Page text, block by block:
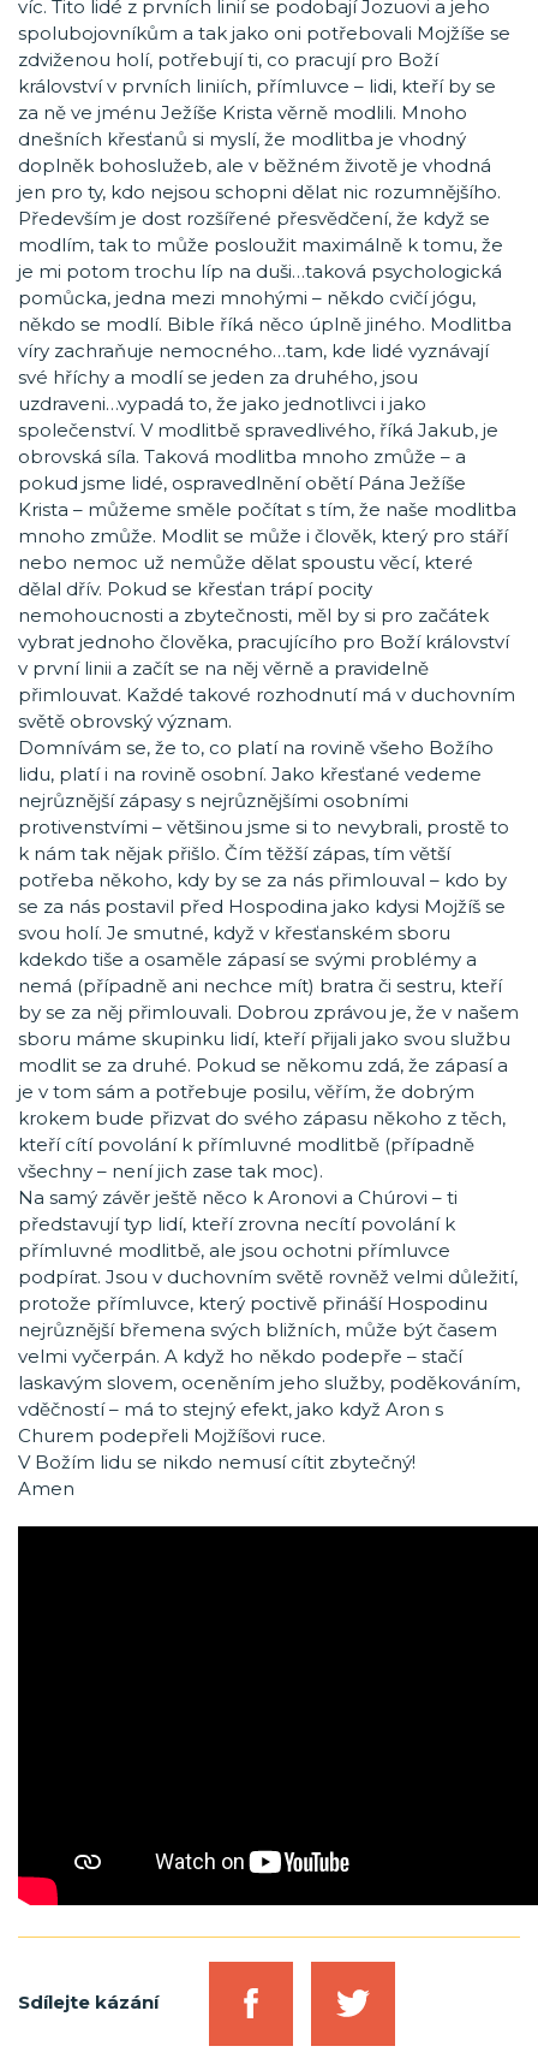
víc. Tito lidé z prvních linií se podobají Jozuovi a jeho
spolubojovníkům a tak jako oni potřebovali Mojžíše se
zdviženou holí, potřebují ti, co pracují pro Boží
království v prvních liniích, přímluvce – lidi, kteří by se
za ně ve jménu Ježíše Krista věrně modlili. Mnoho
dnešních křesťanů si myslí, že modlitba je vhodný
doplněk bohoslužeb, ale v běžném životě je vhodná
jen pro ty, kdo nejsou schopni dělat nic rozumnějšího.
Především je dost rozšířené přesvědčení, že když se
modlím, tak to může posloužit maximálně k tomu, že
je mi potom trochu líp na duši…taková psychologická
pomůcka, jedna mezi mnohými – někdo cvičí jógu,
někdo se modlí. Bible říká něco úplně jiného. Modlitba
víry zachraňuje nemocného…tam, kde lidé vyznávají
své hříchy a modlí se jeden za druhého, jsou
uzdraveni…vypadá to, že jako jednotlivci i jako
společenství. V modlitbě spravedlivého, říká Jakub, je
obrovská síla. Taková modlitba mnoho zmůže – a
pokud jsme lidé, ospravedlnění obětí Pána Ježíše
Krista – můžeme směle počítat s tím, že naše modlitba
mnoho zmůže. Modlit se může i člověk, který pro stáří
nebo nemoc už nemůže dělat spoustu věcí, které
dělal dřív. Pokud se křesťan trápí pocity
nemohoucnosti a zbytečnosti, měl by si pro začátek
vybrat jednoho člověka, pracujícího pro Boží království
v první linii a začít se na něj věrně a pravidelně
přimlouvat. Každé takové rozhodnutí má v duchovním
světě obrovský význam.
Domnívám se, že to, co platí na rovině všeho Božího
lidu, platí i na rovině osobní. Jako křesťané vedeme
nejrůznější zápasy s nejrůznějšími osobními
protivenstvími – většinou jsme si to nevybrali, prostě to
k nám tak nějak přišlo. Čím těžší zápas, tím větší
potřeba někoho, kdy by se za nás přimlouval – kdo by
se za nás postavil před Hospodina jako kdysi Mojžíš se
svou holí. Je smutné, když v křesťanském sboru
kdekdo tiše a osaměle zápasí se svými problémy a
nemá (případně ani nechce mít) bratra či sestru, kteří
by se za něj přimlouvali. Dobrou zprávou je, že v našem
sboru máme skupinku lidí, kteří přijali jako svou službu
modlit se za druhé. Pokud se někomu zdá, že zápasí a
je v tom sám a potřebuje posilu, věřím, že dobrým
krokem bude přizvat do svého zápasu někoho z těch,
kteří cítí povolání k přímluvné modlitbě (případně
všechny – není jich zase tak moc).
Na samý závěr ještě něco k Aronovi a Chúrovi – ti
představují typ lidí, kteří zrovna necítí povolání k
přímluvné modlitbě, ale jsou ochotni přímluvce
podpírat. Jsou v duchovním světě rovněž velmi důležití,
protože přímluvce, který poctivě přináší Hospodinu
nejrůznější břemena svých bližních, může být časem
velmi vyčerpán. A když ho někdo podepře – stačí
laskavým slovem, oceněním jeho služby, poděkováním,
vděčností – má to stejný efekt, jako když Aron s
Churem podepřeli Mojžíšovi ruce.
V Božím lidu se nikdo nemusí cítit zbytečný!
Amen
Sdílejte kázání